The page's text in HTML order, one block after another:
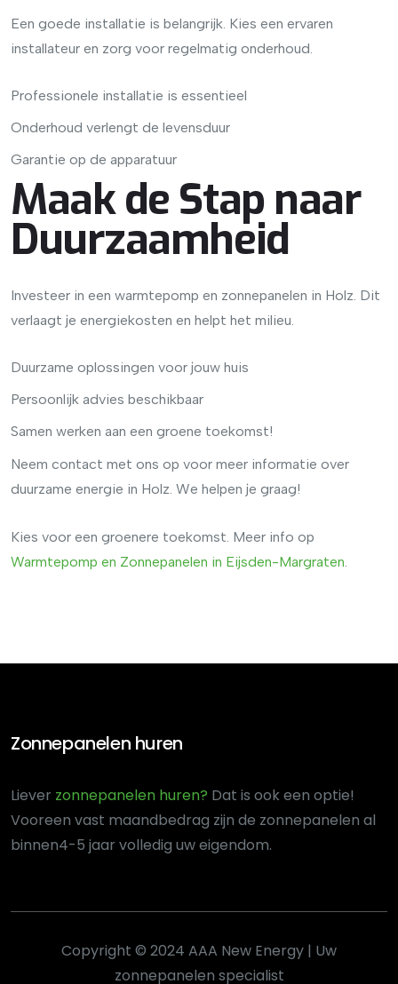
Een goede installatie is belangrijk. Kies een ervaren
installateur en zorg voor regelmatig onderhoud.
Professionele installatie is essentieel
Onderhoud verlengt de levensduur
Garantie op de apparatuur
Maak de Stap naar
Duurzaamheid
Investeer in een warmtepomp en zonnepanelen in Holz. Dit
verlaagt je energiekosten en helpt het milieu.
Duurzame oplossingen voor jouw huis
Persoonlijk advies beschikbaar
Samen werken aan een groene toekomst!
Neem contact met ons op voor meer informatie over
duurzame energie in Holz. We helpen je graag!
Kies voor een groenere toekomst. Meer info op
Warmtepomp en Zonnepanelen in Eijsden-Margraten.
Zonnepanelen huren
Liever zonnepanelen huren? Dat is ook een optie!
Vooreen vast maandbedrag zijn de zonnepanelen al
binnen4-5 jaar volledig uw eigendom.
Copyright © 2024 AAA New Energy | Uw
zonnepanelen specialist